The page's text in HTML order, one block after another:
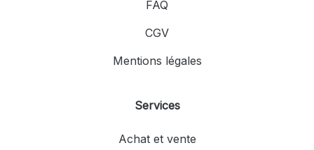
FAQ
CGV
Mentions légales
Services
Achat et vente